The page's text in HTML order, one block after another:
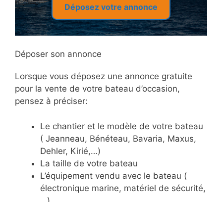
Déposez votre annonce
Déposer son annonce
Lorsque vous déposez une annonce gratuite
pour la vente de votre bateau d’occasion,
pensez à préciser:
Le chantier et le modèle de votre bateau
( Jeanneau, Bénéteau, Bavaria, Maxus,
Dehler, Kirié,…)
La taille de votre bateau
L’équipement vendu avec le bateau (
électronique marine, matériel de sécurité,